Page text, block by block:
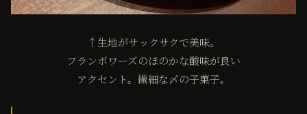
↑生地がサックサクで美味。
フランボワーズのほのかな酸味が良い
アクセント。繊細な〆の子菓子。